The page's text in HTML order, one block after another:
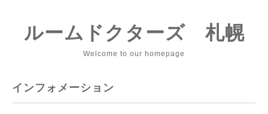
ルームドクターズ 札幌
Welcome to our homepage
インフォメーション